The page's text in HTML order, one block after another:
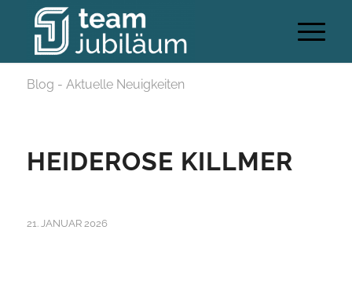
Blog - Aktuelle Neuigkeiten
HEIDEROSE KILLMER
21. JANUAR 2026